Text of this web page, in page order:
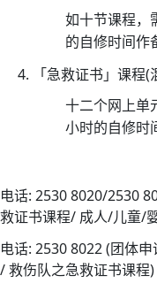
如十节课程，
的自修时间作
「急救证书」课程
十二个网上单
小时的自修时
电话: 2530 8020/2530
救证书课程/ 成人/儿童/
电话: 2530 8022 (团体
/ 救伤队之急救证书课程)